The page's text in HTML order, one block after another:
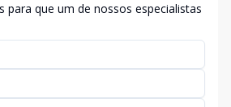
para que um de nossos especialistas